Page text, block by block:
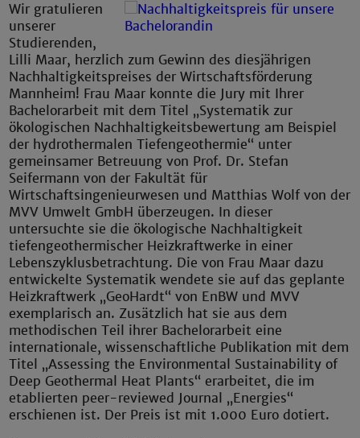
Wir gratulieren
unserer
Studierenden,
Lilli Maar, herzlich zum Gewinn des diesjährigen
Nachhaltigkeitspreises der Wirtschaftsförderung
Mannheim! Frau Maar konnte die Jury mit Ihrer
Bachelorarbeit mit dem Titel „Systematik zur
ökologischen Nachhaltigkeitsbewertung am Beispiel
der hydrothermalen Tiefengeothermie“ unter
gemeinsamer Betreuung von Prof. Dr. Stefan
Seifermann von der Fakultät für
Wirtschaftsingenieurwesen und Matthias Wolf von der
MVV Umwelt GmbH überzeugen. In dieser
untersuchte sie die ökologische Nachhaltigkeit
tiefengeothermischer Heizkraftwerke in einer
Lebenszyklusbetrachtung. Die von Frau Maar dazu
entwickelte Systematik wendete sie auf das geplante
Heizkraftwerk „GeoHardt“ von EnBW und MVV
exemplarisch an. Zusätzlich hat sie aus dem
methodischen Teil ihrer Bachelorarbeit eine
internationale, wissenschaftliche Publikation mit dem
Titel „Assessing the Environmental Sustainability of
Deep Geothermal Heat Plants“ erarbeitet, die im
etablierten peer-reviewed Journal „Energies“
erschienen ist. Der Preis ist mit 1.000 Euro dotiert.